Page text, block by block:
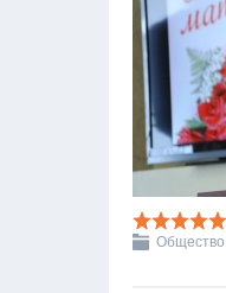
Общество